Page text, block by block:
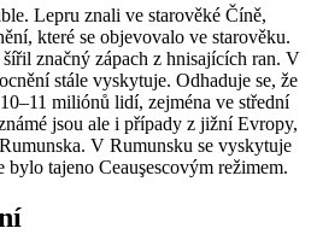
Lepru znali ve starověké Číně,
které se objevovalo ve starověku.
značný zápach z hnisajících ran. V
stále vyskytuje. Odhaduje se, že
miliónů lidí, zejména ve střední
jsou ale i případy z jižní Evropy,
V Rumunsku se vyskytuje
tajeno Ceauşescovým režimem.